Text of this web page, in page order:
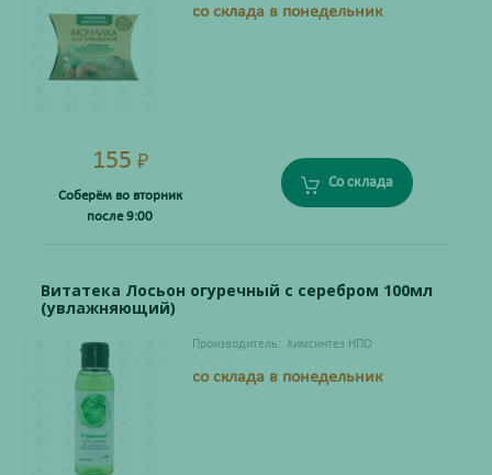
со склада в понедельник
155 ₽
Соберём во вторник
после 9:00
Со склада
Витатека Лосьон огуречный с серебром 100мл
(увлажняющий)
Производитель: Химсинтез НПО
со склада в понедельник